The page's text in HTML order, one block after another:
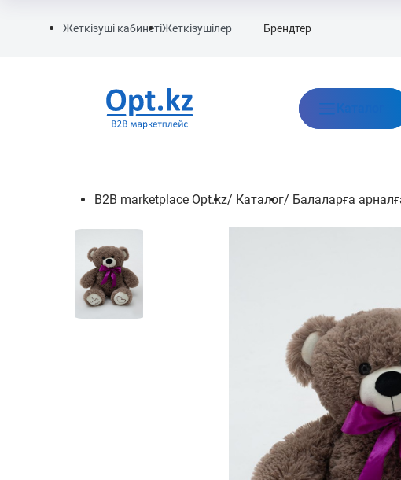
Жеткізуші кабинетіЖеткізушілер Брендтер
Каталог
B2B marketplace Opt.kz/ Каталог/ Балаларға